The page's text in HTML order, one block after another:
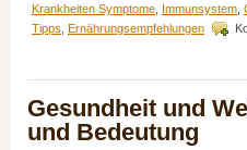
Krankheiten Symptome Immunsystem
Tipps Ernährungsempfehlungen
Gesundheit und
und Bedeutung